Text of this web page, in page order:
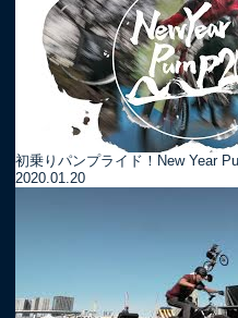
初乗りパンプライド！New Year
2020.01.20